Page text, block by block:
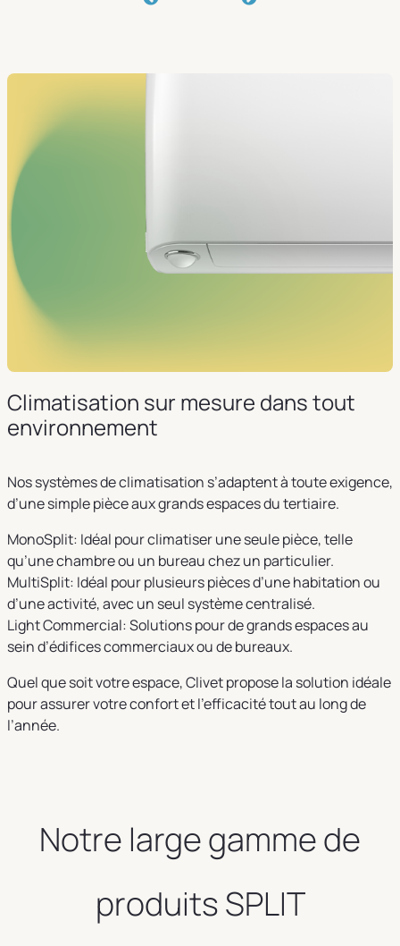
Climatisation sur mesure dans tout
environnement
Nos systèmes de climatisation s’adaptent à toute exigence,
d’une simple pièce aux grands espaces du tertiaire.
MonoSplit: Idéal pour climatiser une seule pièce, telle
qu’une chambre ou un bureau chez un particulier.
MultiSplit: Idéal pour plusieurs pièces d’une habitation ou
d’une activité, avec un seul système centralisé.
Light Commercial: Solutions pour de grands espaces au
sein d’édifices commerciaux ou de bureaux.
Quel que soit votre espace, Clivet propose la solution idéale
pour assurer votre confort et l’efficacité tout au long de
l’année.
Notre large gamme de
produits SPLIT